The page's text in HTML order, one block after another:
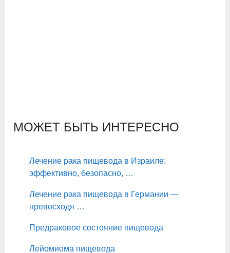
МОЖЕТ БЫТЬ ИНТЕРЕСНО
Лечение рака пищевода в Израиле:
эффективно, безопасно, …
Лечение рака пищевода в Германии —
превосходя …
Предраковое состояние пищевода
Лейомиома пищевода